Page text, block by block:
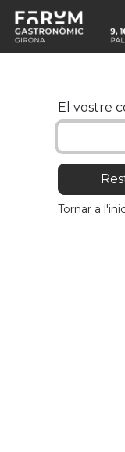
Skip to Content
El vostre
Tornar a